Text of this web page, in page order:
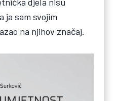
ja sam svojim
na njihov značaj.